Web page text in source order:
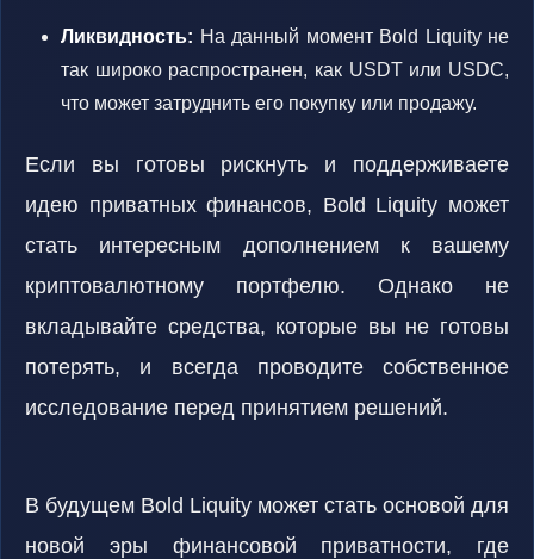
Ликвидность: На данный момент Bold Liquity не
так широко распространен, как USDT или USDC,
что может затруднить его покупку или продажу.
Если вы готовы рискнуть и поддерживаете
идею приватных финансов, Bold Liquity может
стать интересным дополнением к вашему
криптовалютному портфелю. Однако не
вкладывайте средства, которые вы не готовы
потерять, и всегда проводите собственное
исследование перед принятием решений.
В будущем Bold Liquity может стать основой для
новой эры финансовой приватности, где